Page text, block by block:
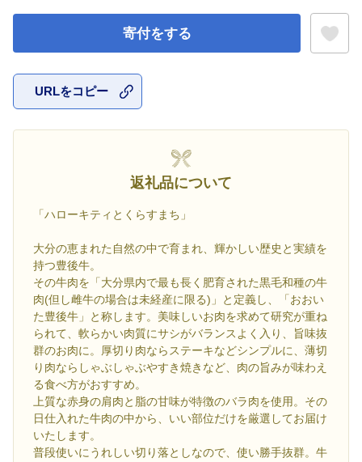
寄付をする
URLをコピー
返礼品について
「ハローキティとくらすまち」
大分の恵まれた自然の中で育まれ、輝かしい歴史と実績を
持つ豊後牛。
その牛肉を「大分県内で最も長く肥育された黒毛和種の牛
肉(但し雌牛の場合は未経産に限る)」と定義し、「おおい
た豊後牛」と称します。美味しいお肉を求めて研究が重ね
られて、軟らかい肉質にサシがバランスよく入り、旨味抜
群のお肉に。厚切り肉ならステーキなどシンプルに、薄切
り肉ならしゃぶしゃぶやすき焼きなど、肉の旨みが味わえ
る食べ方がおすすめ。
上質な赤身の肩肉と脂の甘味が特徴のバラ肉を使用。その
日仕入れた牛肉の中から、いい部位だけを厳選してお届け
いたします。
普段使いにうれしい切り落としなので、使い勝手抜群。牛